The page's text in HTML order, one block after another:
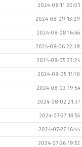
2024-08-11 20:01
2024-08-09 13:29
2024-08-08 16:46
2024-08-06 22:39
2024-08-05 23:24
2024-08-05 11:10
2024-08-03 19:54
2024-08-02 21:37
2024-07-27 18:56
2024-07-27 16:44
2024-07-26 19:52